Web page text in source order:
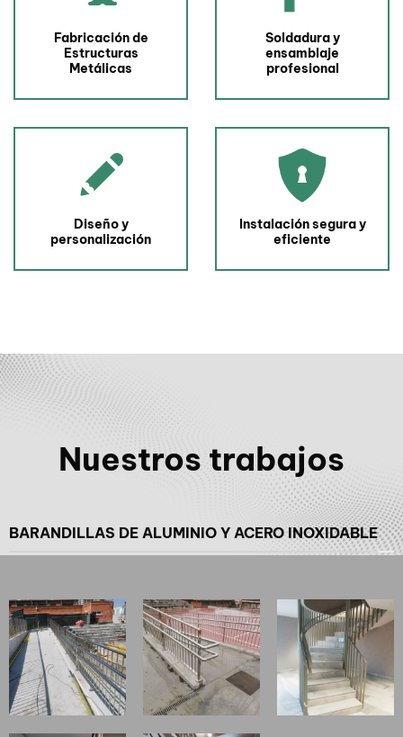
Fabricación de
Estructuras
Metálicas
Soldadura y
ensamblaje
profesional
Diseño y
personalización
Instalación segura y
eficiente
Nuestros trabajos
BARANDILLAS DE ALUMINIO Y ACERO INOXIDABLE